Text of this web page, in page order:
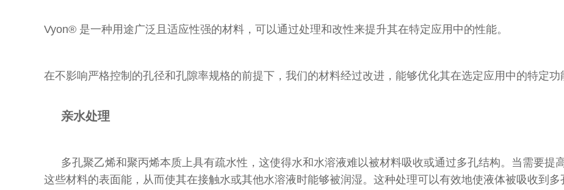
Vyon® 是一种用途广泛且适应性强的材料，可以通过处理和改性来提升其在特定应用中的性能。
在不影响严格控制的孔径和孔隙率规格的前提下，我们的材料经过改进，能够优化其在选定应用中的特定功
亲水处理
多孔聚乙烯和聚丙烯本质上具有疏水性，这使得水和水溶液难以被材料吸收或通过多孔结构。当需要提
这些材料的表面能，从而使其在接触水或其他水溶液时能够被润湿。这种处理可以有效地使液体被吸收到